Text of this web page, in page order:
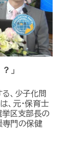
」
、少子化問
、元・保育士
挙区支部長の
門の保健